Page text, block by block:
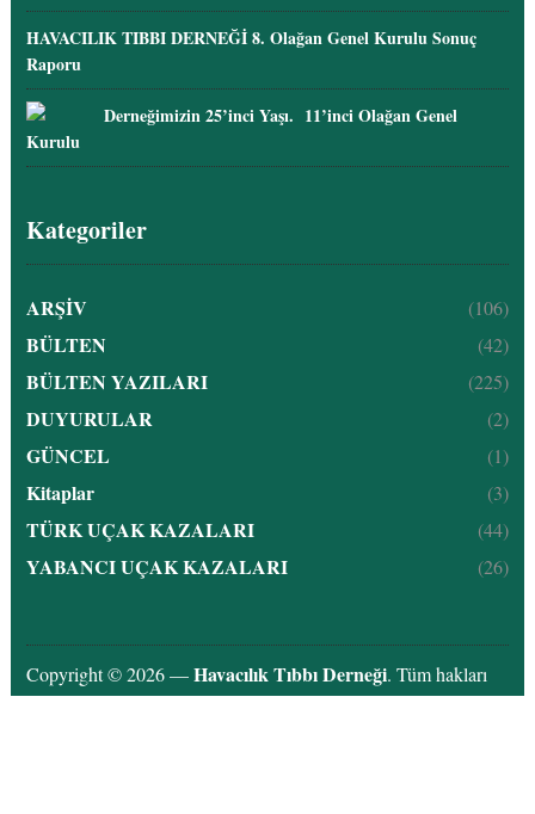
HAVACILIK TIBBI DERNEĞİ 8. Olağan Genel Kurulu Sonuç
Raporu
Derneğimizin 25’inci Yaşı. 11’inci Olağan Genel
Kurulu
Kategoriler
ARŞİV (106)
BÜLTEN (42)
BÜLTEN YAZILARI (225)
DUYURULAR (2)
GÜNCEL (1)
Kitaplar (3)
TÜRK UÇAK KAZALARI (44)
YABANCI UÇAK KAZALARI (26)
Copyright © 2026 —Havacılık Tıbbı Derneği. Tüm hakları